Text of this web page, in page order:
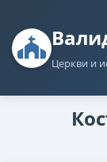
Церкви и